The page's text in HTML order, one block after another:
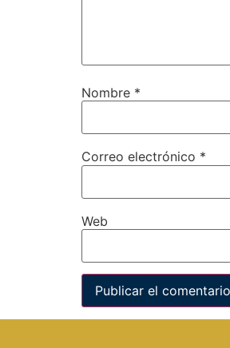
Nombre *
Correo electrónico *
Web